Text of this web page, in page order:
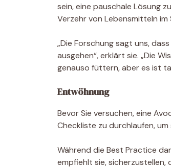
sein, eine pauschale Lösung
Verzehr von Lebensmitteln im
„Die Forschung sagt uns,
ausgehen“, erklärt sie. „Die
genauso füttern, aber es ist
Entwöhnung
Bevor Sie versuchen, eine
Checkliste zu durchlaufen,
Während die Best Practice
empfiehlt sie, sicherzustellen,